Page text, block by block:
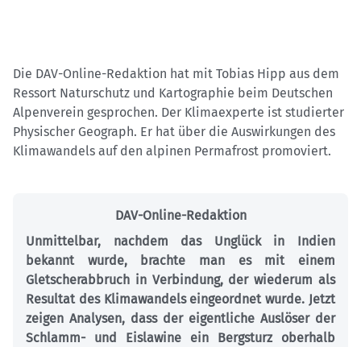
Die DAV-Online-Redaktion hat mit Tobias Hipp aus dem
Ressort Naturschutz und Kartographie beim Deutschen
Alpenverein gesprochen. Der Klimaexperte ist studierter
Physischer Geograph. Er hat über die Auswirkungen des
Klimawandels auf den alpinen Permafrost promoviert.
DAV-Online-Redaktion
Unmittelbar, nachdem das Unglück in Indien
bekannt wurde, brachte man es mit einem
Gletscherabbruch in Verbindung, der wiederum als
Resultat des Klimawandels eingeordnet wurde. Jetzt
zeigen Analysen, dass der eigentliche Auslöser der
Schlamm- und Eislawine ein Bergsturz oberhalb